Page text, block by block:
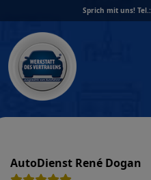
to
content
Sprich mit uns! Tel.:
AutoDienst René Dogan